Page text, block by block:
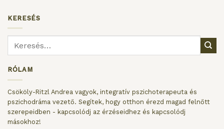
KERESÉS
RÓLAM
Csököly-Ritzl Andrea vagyok, integratív pszichoterapeuta és
pszichodráma vezető. Segítek, hogy otthon érezd magad felnőtt
szerepeidben - kapcsolódj az érzéseidhez és kapcsolódj
másokhoz!